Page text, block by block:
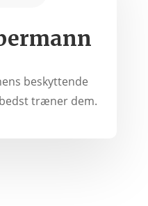
beskyttende
træner dem.